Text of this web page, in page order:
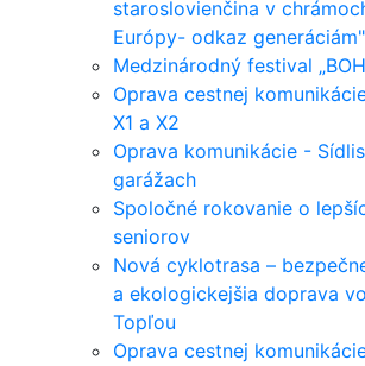
staroslovienčina v
Európy- odkaz generáciám"
Medzinárodný festival
Oprava cestnej
X1 a X2
Oprava komunikácie -
garážach
Spoločné rokovanie o
seniorov
Nová cyklotrasa –
a ekologickejšia doprava
Topľou
Oprava cestnej